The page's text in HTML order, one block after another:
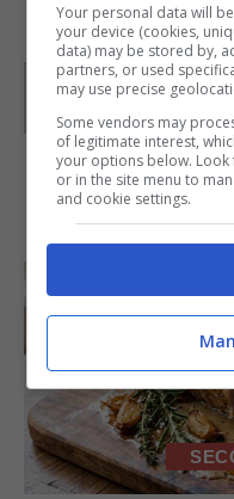
Parole di GIeGI
GIeGI è stata
2013,
occhio di
IN
Your personal data will
your device (cookies,
data) may be stored by,
partners, or used
may use precise
Some vendors may
of legitimate interest,
your options below.
or in the site menu to
and cookie settings.